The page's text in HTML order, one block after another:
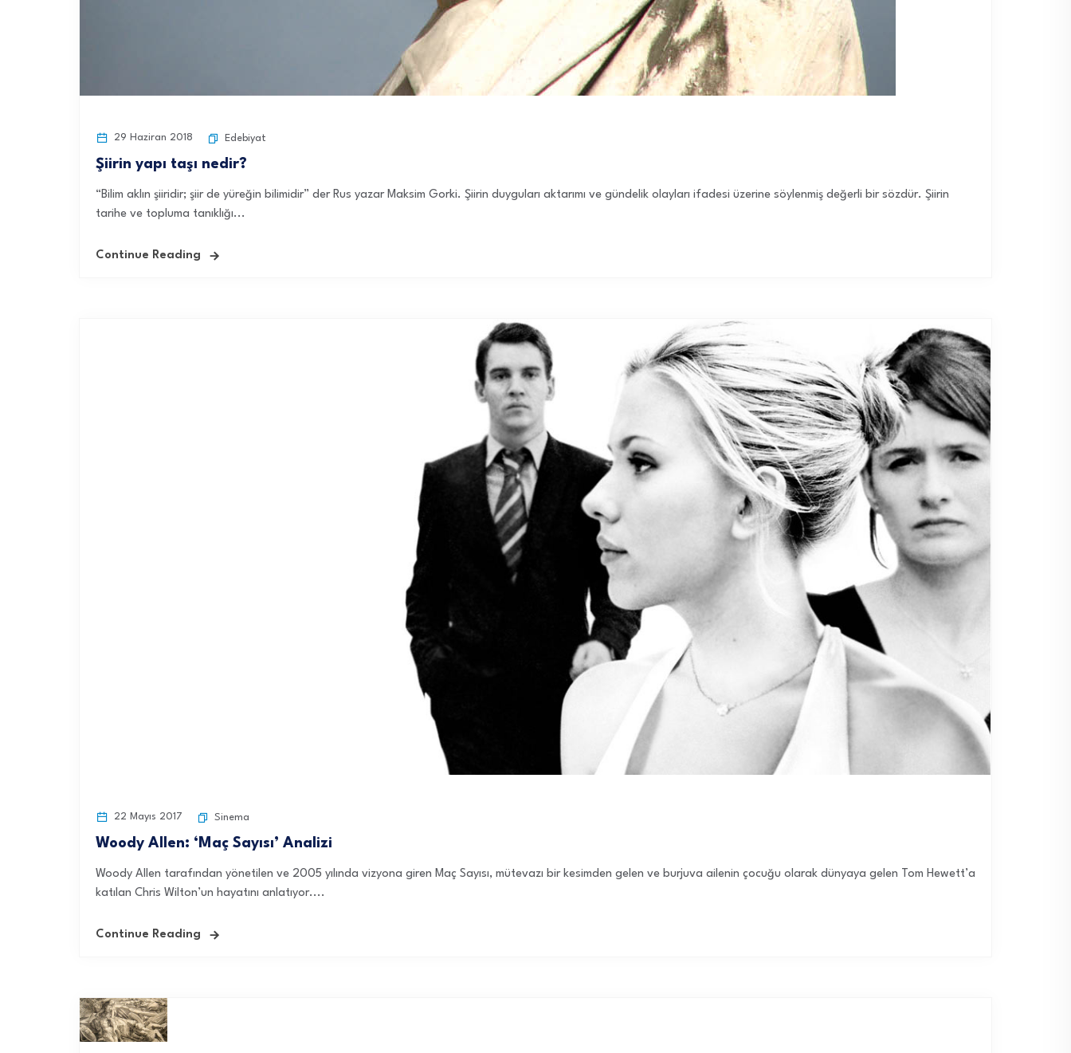
29 Haziran 2018 Edebiyat
Şiirin yapı taşı nedir?
“Bilim aklın şiiridir; şiir de yüreğin bilimidir” der Rus yazar Maksim Gorki. Şiirin duyguları aktarımı ve gündelik olayları ifadesi üzerine söylenmiş değerli bir sözdür. Şiirin
tarihe ve topluma tanıklığı...
Continue Reading
22 Mayıs 2017 Sinema
Woody Allen: ‘Maç Sayısı’ Analizi
Woody Allen tarafından yönetilen ve 2005 yılında vizyona giren Maç Sayısı, mütevazı bir kesimden gelen ve burjuva ailenin çocuğu olarak dünyaya gelen Tom Hewett’a
katılan Chris Wilton’un hayatını anlatıyor....
Continue Reading